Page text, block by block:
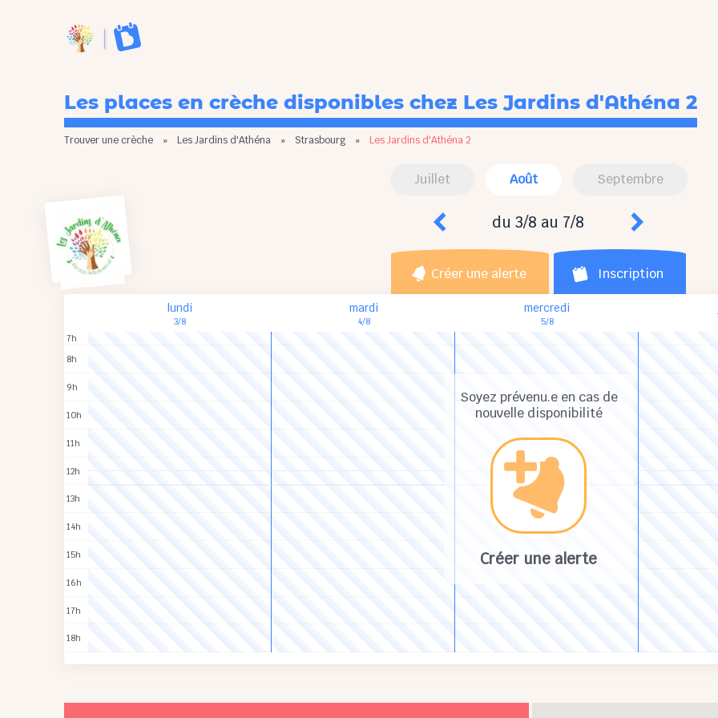
Les places en crèche disponibles chez Les Jardins d'Athéna 2
Trouver une crèche » Les Jardins d'Athéna » Strasbourg » Les Jardins d'Athéna 2
Juillet Août Septembre
du 3/8 au 7/8
Créer une alerte Inscription
Soyez prévenu.e en cas de
nouvelle disponibilité
Créer une alerte
lundi
3/8
mardi
4/8
mercredi
5/8
7h
8h
9h
10h
11h
12h
13h
14h
15h
16h
17h
18h